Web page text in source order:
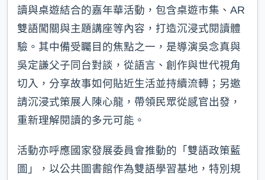
讀與桌遊結合的嘉年華活動，包含桌遊市集、AR
雙語闖關與主題講座等內容，打造沉浸式閱讀體
驗。其中備受矚目的焦點之一，是導演吳念真與
吳定謙父子同台對談，從語言、創作與世代視角
切入，分享故事如何貼近生活並持續流轉；另邀
請沉浸式策展人陳心龍，帶領民眾從感官出發，
重新理解閱讀的多元可能。
活動亦呼應國家發展委員會推動的「雙語政策藍
圖」，以公共圖書館作為雙語學習基地，特別規